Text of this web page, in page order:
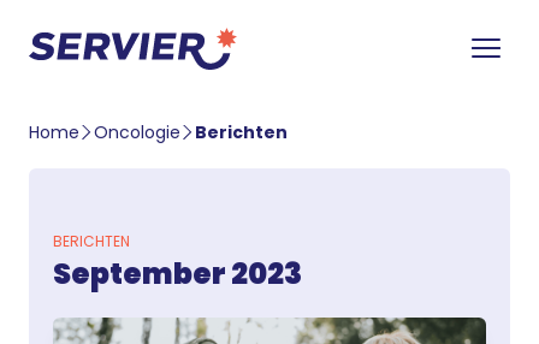
Home Oncologie Berichten
BERICHTEN
September 2023